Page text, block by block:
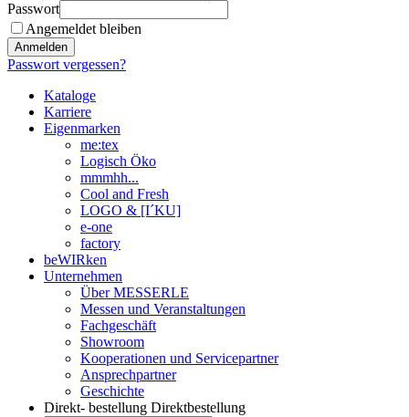
Passwort
Angemeldet bleiben
Anmelden
Passwort vergessen?
Kataloge
Karriere
Eigenmarken
me:tex
Logisch Öko
mmmhh...
Cool and Fresh
LOGO & [I´KU]
e-one
factory
beWIRken
Unternehmen
Über MESSERLE
Messen und Veranstaltungen
Fachgeschäft
Showroom
Kooperationen und Servicepartner
Ansprechpartner
Geschichte
Direkt- bestellung Direktbestellung